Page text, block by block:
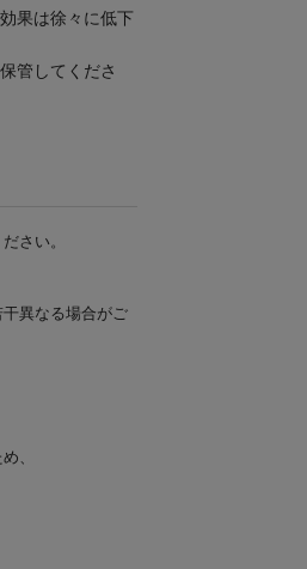
果は徐々に低下
管してくださ
さい。
異なる場合がご
、